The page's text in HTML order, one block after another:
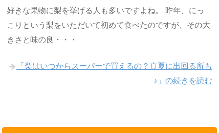
好きな果物に梨を挙げる人も多いですよね。 昨年、にっ
こりという梨をいただいて初めて食べたのですが、その大
きさと味の良・・・
「梨はいつからスーパーで買えるの？真夏に出回る所も
♪」の続きを読む